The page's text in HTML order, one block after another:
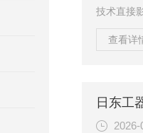
技术直接
用要点
点，构建
程中发生
查看详
日东工
2026-